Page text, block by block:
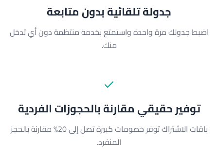
جدولة تلقائية بدون متابعة
اضبط جدولك مرة واحدة واستمتع بخدمة منتظمة دون أي تدخل
منك.
توفير حقيقي مقارنة بالحجوزات الفردية
باقات الاشتراك توفر خصومات كبيرة تصل إلى 20% مقارنة بالحجز
المنفرد.